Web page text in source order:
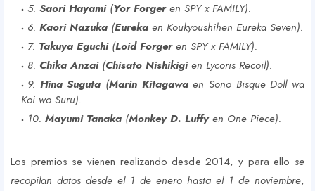
5. Saori Hayami(Yor Forgeren SPY x FAMILY).
6. Kaori Nazuka (Eureka en Koukyoushihen Eureka Seven).
7. Takuya Eguchi(Loid Forgeren SPY x FAMILY).
8. Chika Anzai (Chisato Nishikigien Lycoris Recoil).
9. Hina Suguta (Marin Kitagawaen Sono Bisque Doll wa
Koi wo Suru).
10. Mayumi Tanaka (Monkey D. Luffyen One Piece).
Los premios se vienen realizando desde 2014, y para ello se
recopilan datos desde el 1 de enero hasta el 1 de noviembre,